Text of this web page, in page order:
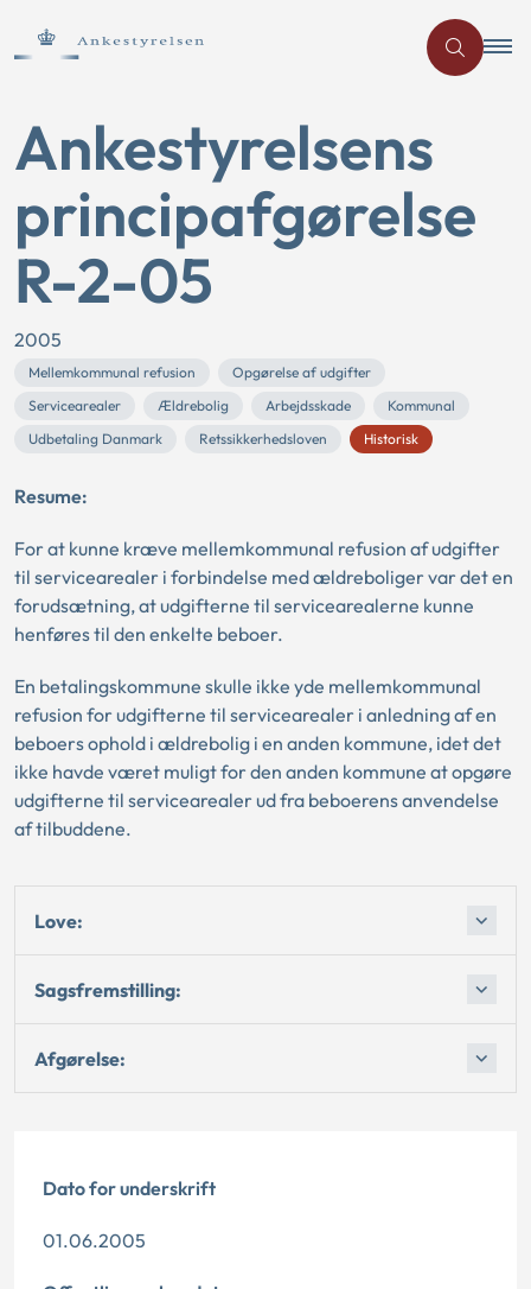
Ankestyrelsens
principafgørelse
R-2-05
2005
Mellemkommunal refusion
Opgørelse af udgifter
Servicearealer
Ældrebolig Arbejdsskade
Kommunal
Udbetaling Danmark
Retssikkerhedsloven Historisk
Resume:
For at kunne kræve mellemkommunal refusion af udgifter
til servicearealer i forbindelse med ældreboliger var det en
forudsætning, at udgifterne til servicearealerne kunne
henføres til den enkelte beboer.
En betalingskommune skulle ikke yde mellemkommunal
refusion for udgifterne til servicearealer i anledning af en
beboers ophold i ældrebolig i en anden kommune, idet det
ikke havde været muligt for den anden kommune at opgøre
udgifterne til servicearealer ud fra beboerens anvendelse
af tilbuddene.
Love:
Sagsfremstilling:
Afgørelse:
Dato for underskrift
01.06.2005